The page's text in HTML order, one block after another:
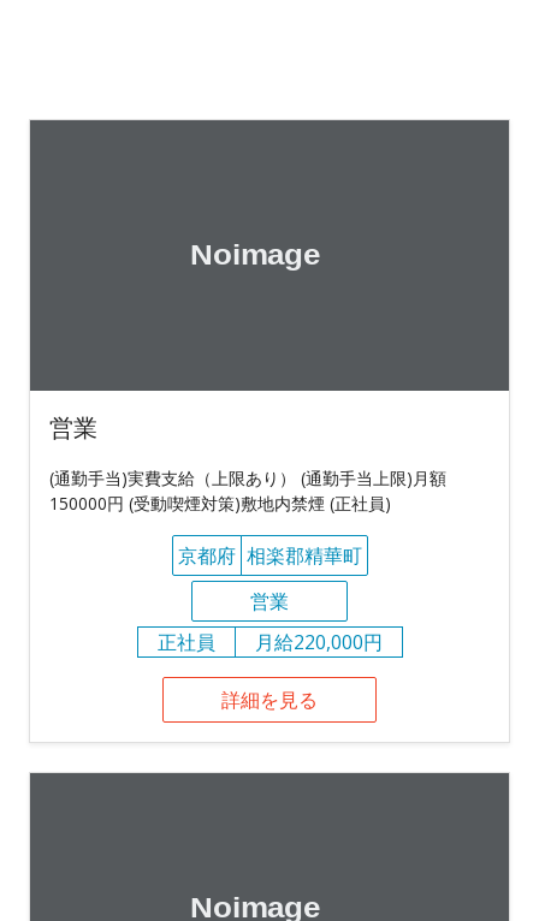
営業
(通勤手当)実費支給（上限あり） (通勤手当上限)月額
150000円 (受動喫煙対策)敷地内禁煙 (正社員)
京都府 相楽郡精華町
営業
正社員
月給220,000円
詳細を見る